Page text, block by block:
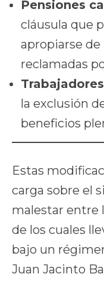
Pensiones
cláusula que
apropiarse de
reclamadas
la exclusión
beneficios
Estas
carga sobre el
malestar entre
de los cuales
bajo un
Juan Jacinto